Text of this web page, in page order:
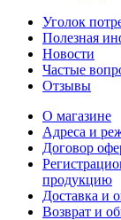
Уголок
Полезная
Новости
Частые
Отзывы
О магазине
Адреса и
Договор
продукцию
Доставка и
Возврат и